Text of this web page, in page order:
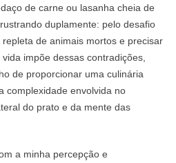
de carne ou lasanha cheia de
duplamente: pelo desafio
de animais mortos e precisar
impõe dessas contradições,
de proporcionar uma culinária
complexidade envolvida no
do prato e da mente das
a minha percepção e